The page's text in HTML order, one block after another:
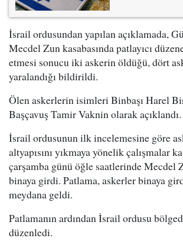
İsrail ordusundan yapılan açıklamada,
Mecdel Zun kasabasında patlayıcı
etmesi sonucu iki askerin öldüğü, dört
yaralandığı bildirildi.
Ölen askerlerin isimleri Binbaşı Harel
Başçavuş Tamir Vaknin olarak açıklandı.
İsrail ordusunun ilk incelemesine göre
altyapısını yıkmaya yönelik çalışmalar
çarşamba günü öğle saatlerinde Mecdel
binaya girdi. Patlama, askerler binaya
meydana geldi.
Patlamanın ardından İsrail ordusu
düzenledi.